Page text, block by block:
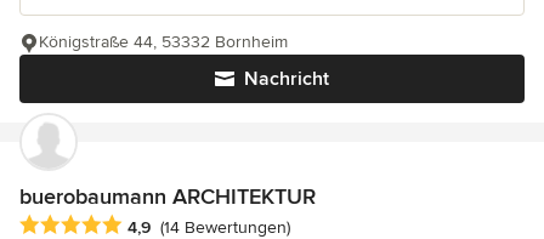
Nachricht
Königstraße 44, 53332 Bornheim
buerobaumann ARCHITEKTUR
Durchschnittliche Bewertung: 4.9 von 5 Sternen
4,9 (14 Bewertungen)